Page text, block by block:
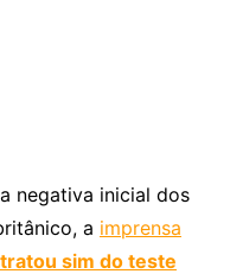
negativa inicial dos
a imprensa
sim do teste